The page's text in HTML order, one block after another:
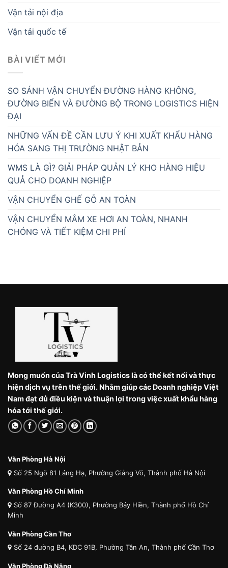
Vận tải nội địa
Vận tải quốc tế
BÀI VIẾT MỚI
SO SÁNH VẬN CHUYỂN ĐƯỜNG HÀNG KHÔNG,
ĐƯỜNG BIỂN VÀ ĐƯỜNG BỘ TRONG LOGISTICS HIỆN
ĐẠI
NHỮNG VẤN ĐỀ CẦN LƯU Ý KHI XUẤT KHẨU HÀNG
HÓA SANG THỊ TRƯỜNG NHẬT BẢN
WMS LÀ GÌ? GIẢI PHÁP QUẢN LÝ KHO HÀNG HIỆU
QUẢ CHO DOANH NGHIỆP
VẬN CHUYỂN GHẾ GỖ AN TOÀN
VẬN CHUYỂN MÂM XE HƠI AN TOÀN, NHANH
CHÓNG VÀ TIẾT KIỆM CHI PHÍ
Mong muốn của Trà Vinh Logistics là có thể kết nối và thực
hiện dịch vụ trên thế giới. Nhằm giúp các Doanh nghiệp Việt
Nam đạt đủ điều kiện và thuận lợi trong việc xuất khẩu hàng
hóa tới thế giới.
Văn Phòng Hà Nội
Số 25 Ngõ 81 Láng Hạ, Phường Giảng Võ, Thành phố Hà Nội
Văn Phòng Hồ Chí Minh
Số 87 Đường A4 (K300), Phường Bảy Hiền, Thành phố Hồ Chí
Minh
Văn Phòng Cần Thơ
Số 24 đường B4, KDC 91B, Phường Tân An, Thành phố Cần Thơ
Văn Phòng Đà Nẵng